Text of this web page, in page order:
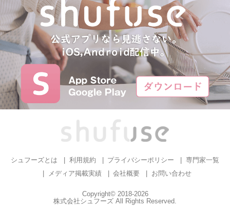
シュフーズとは 利用規約 プライバシーポリシー
専門家一覧
メディア掲載実績
会社概要 お問い合わせ
Copyright© 2018-2026
株式会社シュフーズ All Rights Reserved.